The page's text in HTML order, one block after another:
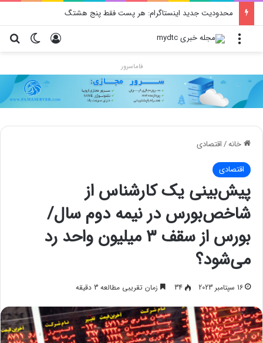
تغییر ورود منو
فاماسرور
خانه/اقتصادی
اقتصادی
پیش‌بینی یک کارشناس از
شاخص‌بورس در نیمه دوم سال/
بورس از سقف ۳ میلیون واحد رد
می‌شود؟
16 سپتامبر 2023 34 زمان تقریبی مطالعه 3 دقیقه